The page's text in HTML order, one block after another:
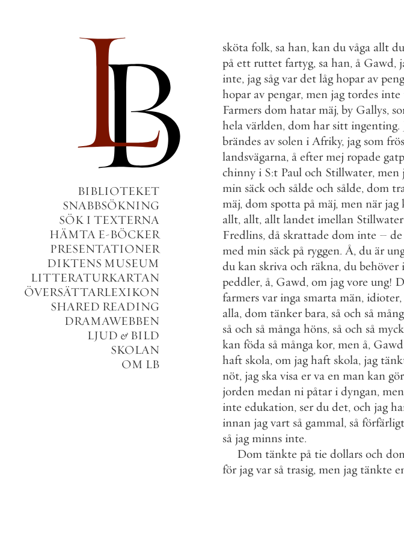
BIBLIOTEKET
SNABBSÖKNING
SÖK I TEXTERNA
HÄMTA E-BÖCKER
PRESENTATIONER
DIKTENS MUSEUM
LITTERATURKARTAN
ÖVERSÄTTARLEXIKON
SHARED READING
DRAMAWEBBEN
LJUD & BILD
SKOLAN
OM LB
sköta folk, sa han, kan du våga allt du
på ett ruttet fartyg, sa han, å Gawd,
inte, jag såg var det låg hopar av
hopar av pengar, men jag tordes inte
Farmers dom hatar mäj, by Gallys,
hela världen, dom har sitt ingenting.
brändes av solen i Afriky, jag som frös
landsvägarna, å efter mej ropade
chinny i S:t Paul och Stillwater, men
min säck och sålde och sålde, dom
mäj, dom spotta på mäj, men när jag
allt, allt, allt landet imellan Stillwater
Fredlins, då skrattade dom inte – de
med min säck på ryggen. Å, du är
du kan skriva och räkna, du behöver
peddler, å, Gawd, om jag vore ung!
farmers var inga smarta män, idioter,
alla, dom tänker bara, så och så
så och så många höns, så och så
kan föda så många kor, men å, Gawd
haft skola, om jag haft skola, jag
nöt, jag ska visa er va en man kan
jorden medan ni påtar i dyngan, men
inte edukation, ser du det, och jag
innan jag vart så gammal, så förfärligt
så jag minns inte.
Dom tänkte på tie dollars och
för jag var så trasig, men jag tänkte